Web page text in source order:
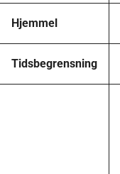
Hjemmel
Tidsbegrensning